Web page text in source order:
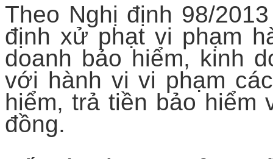
Theo Nghị định 98/
định xử phạt vi phạm
doanh bảo hiểm, kinh
với hành vi vi phạm
hiểm, trả tiền bảo
đồng.